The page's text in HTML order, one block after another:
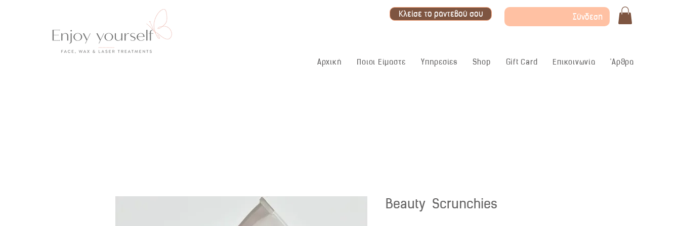
Κλείσε το ραντεβού σου Σύνδεση
Αρχική Ποιοι Είμαστε Υπηρεσίες Shop Gift Card Επικοινωνία 'Αρθρα
Beauty Scrunchies